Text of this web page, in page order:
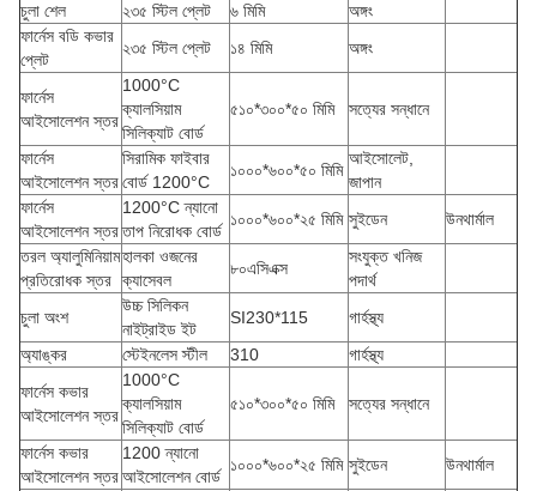
চুলা শেল
২৩৫ স্টিল প্লেট ৬ মিমি
অঙ্গং
ফার্নেস বডি কভার
প্লেট
২৩৫ স্টিল প্লেট ১৪ মিমি অঙ্গং
ফার্নেস
আইসোলেশন স্তর
1000°C
ক্যালসিয়াম
সিলিক্যাট বোর্ড
৫১০*৩০০*৫০ মিমি সত্যের সন্ধানে
ফার্নেস
আইসোলেশন স্তর
সিরামিক ফাইবার
বোর্ড 1200°C
১০০০*৬০০*৫০ মিমি
আইসোলেট,
জাপান
ফার্নেস
আইসোলেশন স্তর
1200°C ন্যানো
তাপ নিরোধক বোর্ড
১০০০*৬০০*২৫ মিমি সুইডেন
উনথার্মাল
তরল অ্যালুমিনিয়াম
প্রতিরোধক স্তর
হালকা ওজনের
ক্যাসেবল
৮০এসিএক্স
সংযুক্ত খনিজ
পদার্থ
চুলা অংশ
উচ্চ সিলিকন
নাইট্রাইড ইট
SI230*115
গার্হস্থ্য
অ্যাঙ্কর
স্টেইনলেস স্টীল 310
গার্হস্থ্য
ফার্নেস কভার
আইসোলেশন স্তর
1000°C
ক্যালসিয়াম
সিলিক্যাট বোর্ড
৫১০*৩০০*৫০ মিমি সত্যের সন্ধানে
ফার্নেস কভার
আইসোলেশন স্তর
1200 ন্যানো
আইসোলেশন বোর্ড
১০০০*৬০০*২৫ মিমি সুইডেন
উনথার্মাল